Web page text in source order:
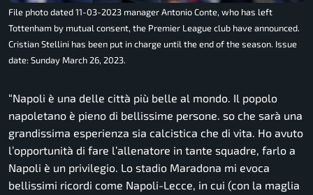
File photo dated 11-03-2023 manager Antonio Conte, who has left
Tottenham by mutual consent, the Premier League club have announced.
Cristian Stellini has been put in charge until the end of the season. Issue
date: Sunday March 26, 2023.
“Napoli è una delle città più belle al mondo. Il popolo
napoletano è pieno di bellissime persone. so che sarà una
grandissima esperienza sia calcistica che di vita. Ho avuto
l’opportunità di fare l’allenatore in tante squadre, farlo a
Napoli è un privilegio. Lo stadio Maradona mi evoca
bellissimi ricordi come Napoli-Lecce, in cui (con la maglia